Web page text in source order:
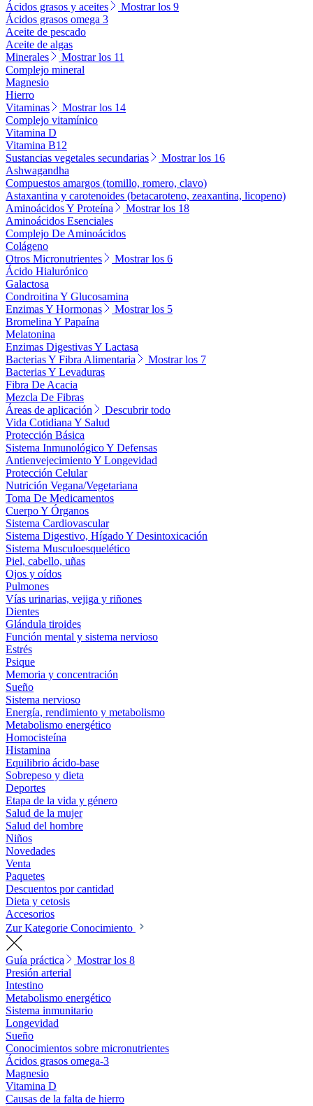
Ácidos grasos y aceites
Mostrar los 9
Ácidos grasos omega 3
Aceite de pescado
Aceite de algas
Minerales
Mostrar los 11
Complejo mineral
Magnesio
Hierro
Vitaminas
Mostrar los 14
Complejo vitamínico
Vitamina D
Vitamina B12
Sustancias vegetales secundarias
Mostrar los 16
Ashwagandha
Compuestos amargos (tomillo, romero, clavo)
Astaxantina y carotenoides (betacaroteno, zeaxantina, licopeno)
Aminoácidos Y Proteína
Mostrar los 18
Aminoácidos Esenciales
Complejo De Aminoácidos
Colágeno
Otros Micronutrientes
Mostrar los 6
Ácido Hialurónico
Galactosa
Condroitina Y Glucosamina
Enzimas Y Hormonas
Mostrar los 5
Bromelina Y Papaína
Melatonina
Enzimas Digestivas Y Lactasa
Bacterias Y Fibra Alimentaria
Mostrar los 7
Bacterias Y Levaduras
Fibra De Acacia
Mezcla De Fibras
Áreas de aplicación
Descubrir todo
Vida Cotidiana Y Salud
Protección Básica
Sistema Inmunológico Y Defensas
Antienvejecimiento Y Longevidad
Protección Celular
Nutrición Vegana/Vegetariana
Toma De Medicamentos
Cuerpo Y Órganos
Sistema Cardiovascular
Sistema Digestivo, Hígado Y Desintoxicación
Sistema Musculoesquelético
Piel, cabello, uñas
Ojos y oídos
Pulmones
Vías urinarias, vejiga y riñones
Dientes
Glándula tiroides
Función mental y sistema nervioso
Estrés
Psique
Memoria y concentración
Sueño
Sistema nervioso
Energía, rendimiento y metabolismo
Metabolismo energético
Homocisteína
Histamina
Equilibrio ácido-base
Sobrepeso y dieta
Deportes
Etapa de la vida y género
Salud de la mujer
Salud del hombre
Niños
Novedades
Venta
Paquetes
Descuentos por cantidad
Dieta y cetosis
Accesorios
Zur Kategorie Conocimiento
Guía práctica
Mostrar los 8
Presión arterial
Intestino
Metabolismo energético
Sistema inmunitario
Longevidad
Sueño
Conocimientos sobre micronutrientes
Ácidos grasos omega-3
Magnesio
Vitamina D
Causas de la falta de hierro